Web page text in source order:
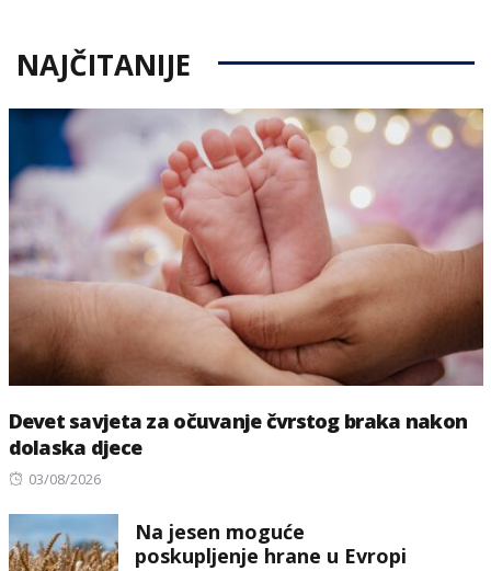
NAJČITANIJE
Devet savjeta za očuvanje čvrstog braka nakon
dolaska djece
Posted
03/08/2026
Na jesen moguće
poskupljenje hrane u Evropi